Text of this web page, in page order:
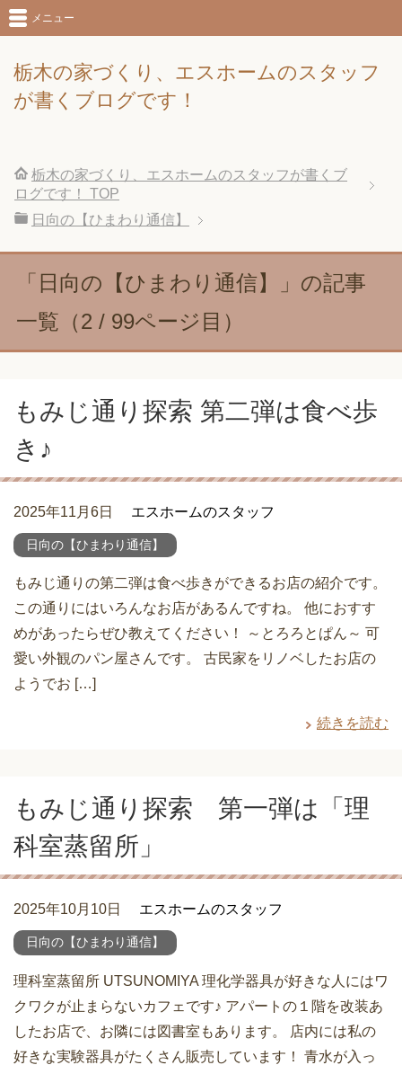
栃木の家づくり、エスホームのスタッフ
が書くブログです！
メニュー
栃木の家づくり、エスホームのスタッフが書くブ
ログです！
TOP
日向の【ひまわり通信】
「日向の【ひまわり通信】」の記事
一覧（2 / 99ページ目）
もみじ通り探索 第二弾は食べ歩
き♪
2025年11月6日 エスホームのスタッフ
日向の【ひまわり通信】
もみじ通りの第二弾は食べ歩きができるお店の紹介です。
この通りにはいろんなお店があるんですね。 他におすす
めがあったらぜひ教えてください！ ～とろろとぱん～ 可
愛い外観のパン屋さんです。 古民家をリノベしたお店の
ようでお […]
続きを読む
もみじ通り探索 第一弾は「理
科室蒸留所」
2025年10月10日 エスホームのスタッフ
日向の【ひまわり通信】
理科室蒸留所 UTSUNOMIYA 理化学器具が好きな人にはワ
クワクが止まらないカフェです♪ アパートの１階を改装あ
したお店で、お隣には図書室もあります。 店内には私の
好きな実験器具がたくさん販売しています！ 青水が入っ